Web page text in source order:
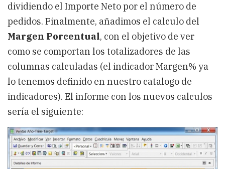
dividiendo el Importe Neto por el número de
pedidos. Finalmente, añadimos el calculo del
Margen Porcentual, con el objetivo de ver
como se comportan los totalizadores de las
columnas calculadas (el indicador Margen% ya
lo tenemos definido en nuestro catalogo de
indicadores). El informe con los nuevos calculos
sería el siguiente: